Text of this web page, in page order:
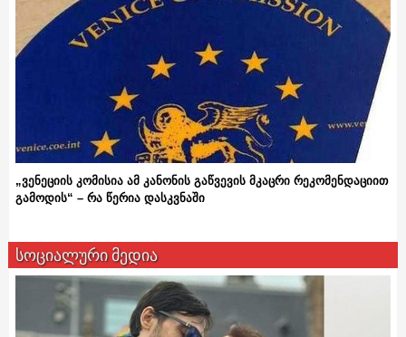
„ვენეციის კომისია ამ კანონის გაწვევის მკაცრი რეკომენდაციით
გამოდის“ – რა წერია დასკვნაში
სოციალური მედია